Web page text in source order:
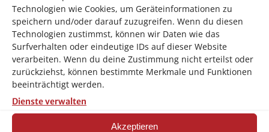
Technologien wie Cookies, um Geräteinformationen zu
speichern und/oder darauf zuzugreifen. Wenn du diesen
Technologien zustimmst, können wir Daten wie das
Surfverhalten oder eindeutige IDs auf dieser Website
verarbeiten. Wenn du deine Zustimmung nicht erteilst oder
zurückziehst, können bestimmte Merkmale und Funktionen
beeinträchtigt werden.
Dienste verwalten
Akzeptieren
4004293133656, NEU OVP, DHL Versand
Ähnliche Produkte